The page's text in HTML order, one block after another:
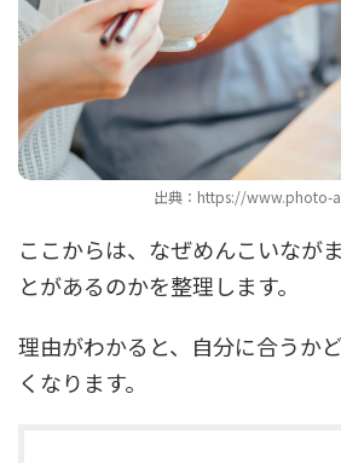
出典：https://www.photo-
ここからは、なぜめんこいなが
とがあるのかを整理します。
理由がわかると、自分に合うか
くなります。